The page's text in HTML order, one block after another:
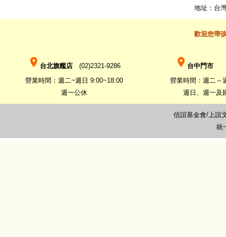
地址：台
歡迎您帶
place 台北旗艦店 (02)2321-9286
營業時間：週二~週日 9:00~18:00
週一公休
place 台中門市
營業時間：週二～
週日、週一及
信誼基金會/上誼
統